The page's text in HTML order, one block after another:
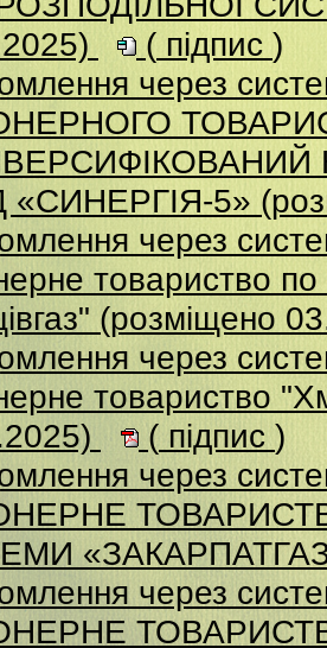
( підпис )
через
5»
через
товариство по
(розміщено
через
товариство
( підпис )
через
через